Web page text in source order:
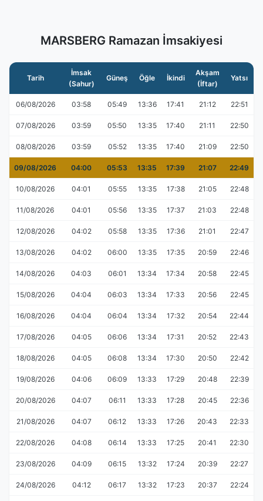
MARSBERG Ramazan İmsakiyesi
Tarih
İmsak
(Sahur)
Güneş Öğle İkindi
Akşam
(İftar)
Yatsı
06/08/2026 03:58 05:49 13:36 17:41 21:12 22:51
07/08/2026 03:59 05:50 13:35 17:40 21:11 22:50
08/08/2026 03:59 05:52 13:35 17:40 21:09 22:50
09/08/2026 04:00 05:53 13:35 17:39 21:07 22:49
10/08/2026 04:01 05:55 13:35 17:38 21:05 22:48
11/08/2026 04:01 05:56 13:35 17:37 21:03 22:48
12/08/2026 04:02 05:58 13:35 17:36 21:01 22:47
13/08/2026 04:02 06:00 13:35 17:35 20:59 22:46
14/08/2026 04:03 06:01 13:34 17:34 20:58 22:45
15/08/2026 04:04 06:03 13:34 17:33 20:56 22:45
16/08/2026 04:04 06:04 13:34 17:32 20:54 22:44
17/08/2026 04:05 06:06 13:34 17:31 20:52 22:43
18/08/2026 04:05 06:08 13:34 17:30 20:50 22:42
19/08/2026 04:06 06:09 13:33 17:29 20:48 22:39
20/08/2026 04:07 06:11 13:33 17:28 20:45 22:36
21/08/2026 04:07 06:12 13:33 17:26 20:43 22:33
22/08/2026 04:08 06:14 13:33 17:25 20:41 22:30
23/08/2026 04:09 06:15 13:32 17:24 20:39 22:27
24/08/2026 04:12 06:17 13:32 17:23 20:37 22:24